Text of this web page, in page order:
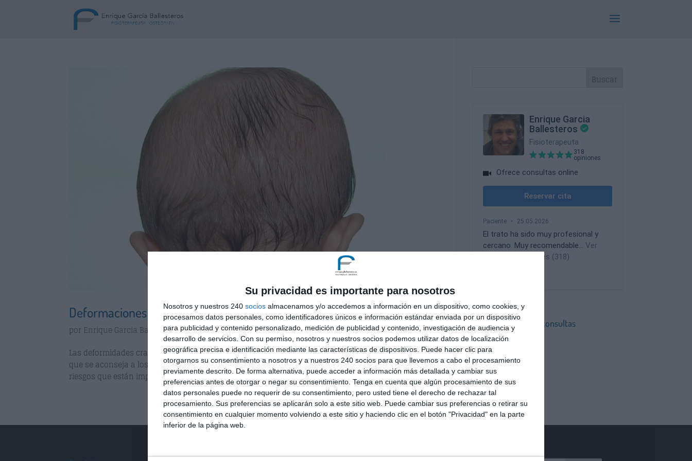
Su privacidad es importante para nosotros
Nosotros y nuestros 240 socios almacenamos y/o accedemos a información en un dispositivo, como cookies, y
procesamos datos personales, como identificadores únicos e información estándar enviada por un dispositivo
para publicidad y contenido personalizado, medición de publicidad y contenido, investigación de audiencia y
desarrollo de servicios. Con su permiso, nosotros y nuestros socios podemos utilizar datos de localización
geográfica precisa e identificación mediante las características de dispositivos. Puede hacer clic para
otorgarnos su consentimiento a nosotros y a nuestros 240 socios para que llevemos a cabo el procesamiento
previamente descrito. De forma alternativa, puede acceder a información más detallada y cambiar sus
preferencias antes de otorgar o negar su consentimiento. Tenga en cuenta que algún procesamiento de sus
datos personales puede no requerir de su consentimiento, pero usted tiene el derecho de rechazar tal
procesamiento. Sus preferencias se aplicarán solo a este sitio web. Puede cambiar sus preferencias o retirar su
consentimiento en cualquier momento volviendo a este sitio y haciendo clic en el botón "Privacidad" en la parte
inferior de la página web.
Deformaciones craneales en el bebé II
por Enrique Garcia Ballesteros |Jun 2, 2014|Osteopatia
Las deformidades craneales en la actualidad aumentan en los países del primer mundo, en los
que se aconseja a los padres que el bebé no duerma boca abajo para evitar alguno de los
riesgos que están implicados en la muerte súbita del lactante. Las causas mas comunes de...
Estas son nuestras consultas
Consulta en Sevilla
Consulta en Madrid